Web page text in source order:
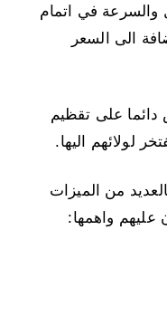
والسرعة في اتمام
الى السعر
دائما على تقظيم
لولائهم اليها.
من الميزات
عليهم واهمها: